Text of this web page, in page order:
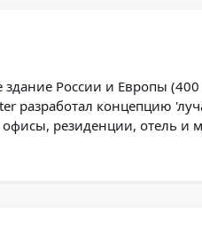
России и Европы (400
разработал концепцию
резиденции, отель и